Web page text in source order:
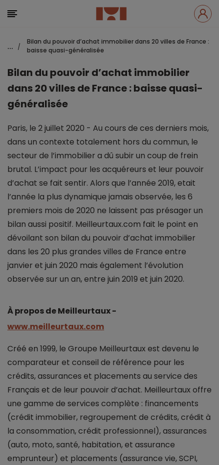
... /
Bilan du pouvoir d’achat immobilier dans 20 villes de France :
baisse quasi-généralisée
Bilan du pouvoir d’achat immobilier
dans 20 villes de France : baisse quasi-
généralisée
Paris, le 2 juillet 2020 - Au cours de ces derniers mois,
dans un contexte totalement hors du commun, le
secteur de l’immobilier a dû subir un coup de frein
brutal. L’impact pour les acquéreurs et leur pouvoir
d’achat se fait sentir. Alors que l’année 2019, etait
l’année la plus dynamique jamais observée, les 6
premiers mois de 2020 ne laissent pas présager un
bilan aussi positif. Meilleurtaux.com fait le point en
dévoilant son bilan du pouvoir d’achat immobilier
dans les 20 plus grandes villes de France entre
janvier et juin 2020 mais également l’évolution
observée sur un an, entre juin 2019 et juin 2020.
À propos de Meilleurtaux -
www.meilleurtaux.com
Créé en 1999, le Groupe Meilleurtaux est devenu le
comparateur et conseil de référence pour les
crédits, assurances et placements au service des
Français et de leur pouvoir d’achat. Meilleurtaux offre
une gamme de services complète : financements
(crédit immobilier, regroupement de crédits, crédit à
la consommation, crédit professionnel), assurances
(auto, moto, santé, habitation, et assurance
emprunteur) et placements (assurance vie, SCPI,